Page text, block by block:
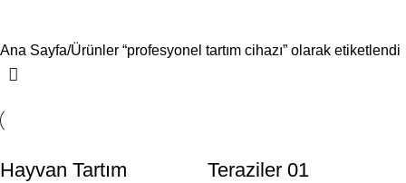
Ana Sayfa Ürünler “profesyonel tartım cihazı” olarak etiketlendi
Hayvan Tartım
Teraziler 01